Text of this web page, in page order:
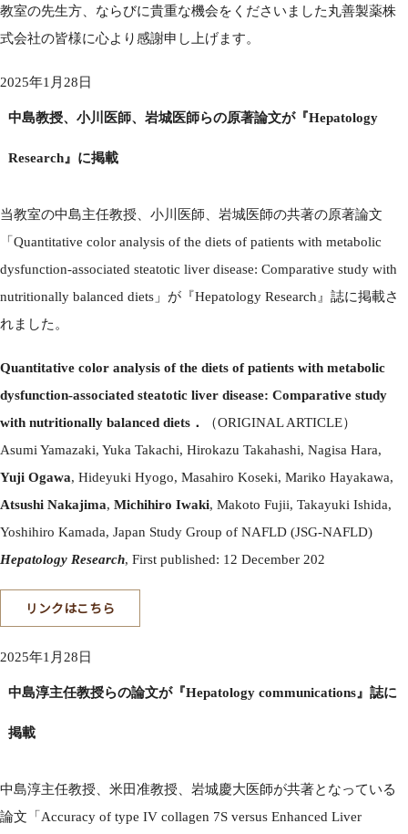
教室の先生方、ならびに貴重な機会をくださいました丸善製薬株
式会社の皆様に心より感謝申し上げます。
2025年1月28日
中島教授、小川医師、岩城医師らの原著論文が『Hepatology
Research』に掲載
当教室の中島主任教授、小川医師、岩城医師の共著の原著論文
「Quantitative color analysis of the diets of patients with metabolic
dysfunction-associated steatotic liver disease: Comparative study with
nutritionally balanced diets」が『Hepatology Research』誌に掲載さ
れました。
Quantitative color analysis of the diets of patients with metabolic
dysfunction-associated steatotic liver disease: Comparative study
with nutritionally balanced diets．
（ORIGINAL ARTICLE）
Asumi Yamazaki, Yuka Takachi, Hirokazu Takahashi, Nagisa Hara,
Yuji Ogawa, Hideyuki Hyogo, Masahiro Koseki, Mariko Hayakawa,
Atsushi Nakajima, Michihiro Iwaki, Makoto Fujii, Takayuki Ishida,
Yoshihiro Kamada, Japan Study Group of NAFLD (JSG-NAFLD)
Hepatology Research, First published: 12 December 202
リンクはこちら
2025年1月28日
中島淳主任教授らの論文が『Hepatology communications』誌に
掲載
中島淳主任教授、米田准教授、岩城慶大医師が共著となっている
論文「Accuracy of type IV collagen 7S versus Enhanced Liver